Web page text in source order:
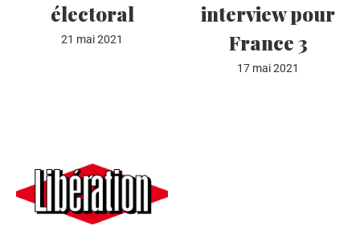
électoral
21 mai 2021
interview pour
France 3
17 mai 2021